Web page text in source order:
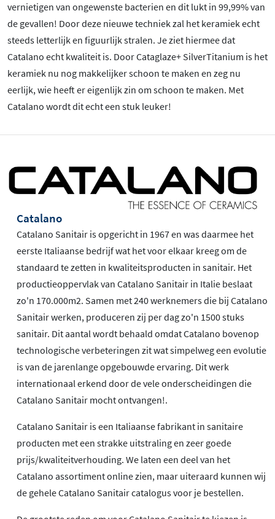
vernietigen van ongewenste bacterien en dit lukt in 99,99% van
de gevallen! Door deze nieuwe techniek zal het keramiek echt
steeds letterlijk en figuurlijk stralen. Je ziet hiermee dat
Catalano echt kwaliteit is. Door Cataglaze+ SilverTitanium is het
keramiek nu nog makkelijker schoon te maken en zeg nu
eerlijk, wie heeft er eigenlijk zin om schoon te maken. Met
Catalano wordt dit echt een stuk leuker!
Catalano
Catalano Sanitair is opgericht in 1967 en was daarmee het
eerste Italiaanse bedrijf wat het voor elkaar kreeg om de
standaard te zetten in kwaliteitsproducten in sanitair. Het
productieoppervlak van Catalano Sanitair in Italie beslaat
zo'n 170.000m2. Samen met 240 werknemers die bij Catalano
Sanitair werken, produceren zij per dag zo'n 1500 stuks
sanitair. Dit aantal wordt behaald omdat Catalano bovenop
technologische verbeteringen zit wat simpelweg een evolutie
is van de jarenlange opgebouwde ervaring. Dit werk
internationaal erkend door de vele onderscheidingen die
Catalano Sanitair mocht ontvangen!.
Catalano Sanitair is een Italiaanse fabrikant in sanitaire
producten met een strakke uitstraling en zeer goede
prijs/kwaliteitverhouding. We laten een deel van het
Catalano assortiment online zien, maar uiteraard kunnen wij
de gehele Catalano Sanitair catalogus voor je bestellen.